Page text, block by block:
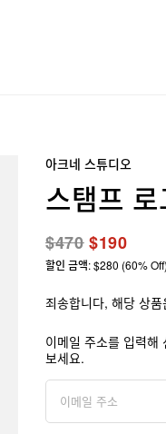
아크네 스튜디오
스탬프
$470$190
할인 금액: $280 (60% Off)
죄송합니다, 해당 상
이메일 주소를 입력해
보세요.